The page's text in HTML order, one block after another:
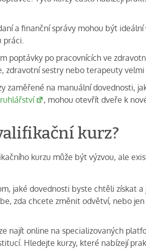
a finanční správy mohou být
poptávky po pracovnících ve
zdravotní sestry nebo terapeuty velmi
zaměřené na manuální dovednosti,
, mohou otevřít dveře k
kurz?
kurzu může být výzvou, ale
jaké dovednosti byste chtěli získat a
zda chcete změnit odvětví, nebo
najít online na specializovaných
Hledejte kurzy, které nabízejí